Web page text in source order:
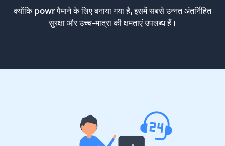
क्योंकि powr पैमाने के लिए बनाया गया है, इसमें सबसे उन्नत अंतर्निहित
सुरक्षा और उच्च-मात्रा की क्षमताएं उपलब्ध हैं।